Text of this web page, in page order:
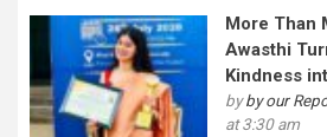
More Than
Awasthi
Kindness
byby our
at 3:30 am